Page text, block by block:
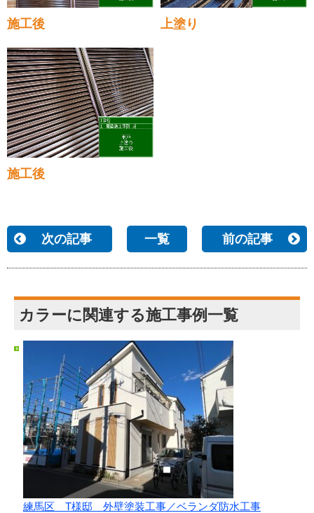
施工後 上塗り
施工後
次の記事 一覧 前の記事
カラーに関連する施工事例一覧
練馬区 T様邸 外壁塗装工事／ベランダ防水工事